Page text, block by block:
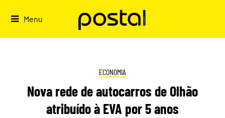
Menu
ECONOMIA
Nova rede de autocarros de Olhão
atribuído à EVA por 5 anos